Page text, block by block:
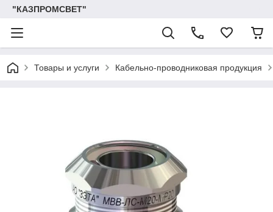
"КАЗПРОМСВЕТ"
Товары и услуги Кабельно-проводниковая продукция